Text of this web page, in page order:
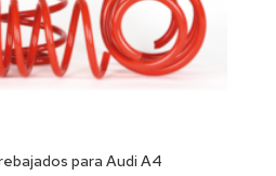
para Audi A4